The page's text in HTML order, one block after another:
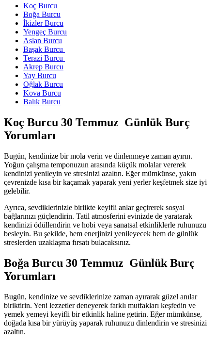
Koç Burcu
Boğa Burcu
İkizler Burcu
Yengeç Burcu
Aslan Burcu
Başak Burcu
Terazi Burcu
Akrep Burcu
Yay Burcu
Oğlak Burcu
Kova Burcu
Balık Burcu
Koç Burcu 30 Temmuz Günlük Burç
Yorumları
Bugün, kendinize bir mola verin ve dinlenmeye zaman ayırın.
Yoğun çalışma temponuzun arasında küçük molalar vererek
kendinizi yenileyin ve stresinizi azaltın. Eğer mümkünse, yakın
çevrenizde kısa bir kaçamak yaparak yeni yerler keşfetmek size iyi
gelebilir.
Ayrıca, sevdiklerinizle birlikte keyifli anlar geçirerek sosyal
bağlarınızı güçlendirin. Tatil atmosferini evinizde de yaratarak
kendinizi ödüllendirin ve hobi veya sanatsal etkinliklerle ruhunuzu
besleyin. Bu şekilde, hem enerjinizi yenileyecek hem de günlük
streslerden uzaklaşma fırsatı bulacaksınız.
Boğa Burcu 30 Temmuz Günlük Burç
Yorumları
Bugün, kendinize ve sevdiklerinize zaman ayırarak güzel anılar
biriktirin. Yeni lezzetler deneyerek farklı mutfakları keşfedin ve
yemek yemeyi keyifli bir etkinlik haline getirin. Eğer mümkünse,
doğada kısa bir yürüyüş yaparak ruhunuzu dinlendirin ve stresinizi
azaltın.